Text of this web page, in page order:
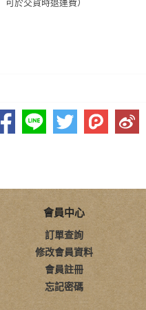
於交貨時退運費）
會員中心
訂單查詢
修改會員資料
會員註冊
忘記密碼